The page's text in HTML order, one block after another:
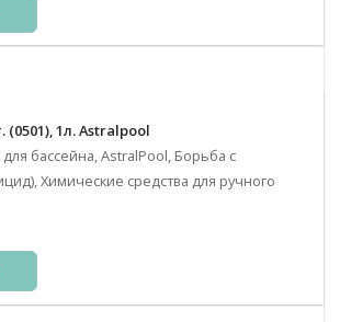
1л. Astralpool
бассейна, AstralPool, Борьба с
Химические средства для ручного